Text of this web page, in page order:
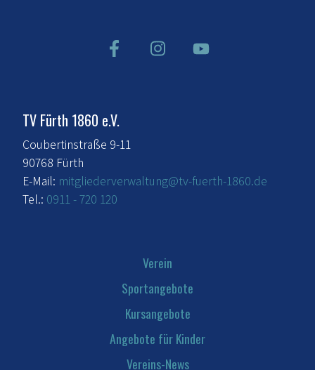
TV Fürth 1860 e.V.
Coubertinstraße 9-11
90768 Fürth
E-Mail: mitgliederverwaltung@tv-fuerth-1860.de
Tel.: 0911 - 720 120
Verein
Sportangebote
Kursangebote
Angebote für Kinder
Vereins-News